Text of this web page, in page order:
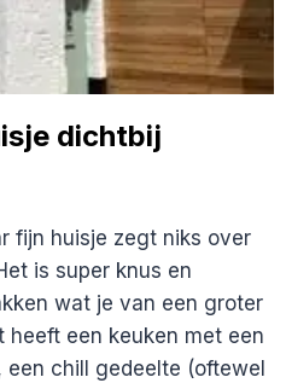
dichtbij
fijn huisje zegt niks over
is super knus en
wat je van een groter
heeft een keuken met een
chill gedeelte (oftewel